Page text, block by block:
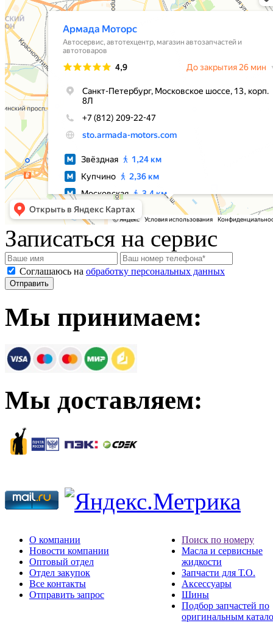
Записаться на сервис
Соглашаюсь на обработку персональных данных
Мы принимаем:
Мы доставляем:
О компании
Новости компании
Оптовый отдел
Отдел закупок
Все контакты
Отправить запрос
Поиск по номеру
Масла и сервисные
жидкости
Запчасти для Т.О.
Аксессуары
Шины
Подбор запчастей по
оригинальным